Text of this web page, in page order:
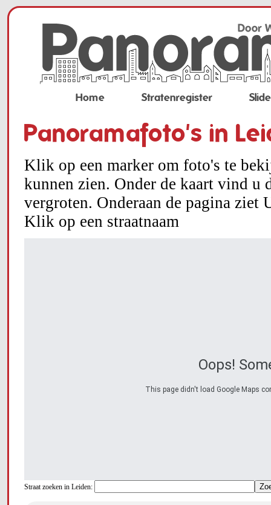
Home Stratenregister
Panoramafoto's in
Klik op een marker om foto's te
kunnen zien. Onder de kaart vind
vergroten. Onderaan de pagina ziet
Klik op een straatnaam
Oops!
This page didn't load Google Maps
Straat zoeken in Leiden: